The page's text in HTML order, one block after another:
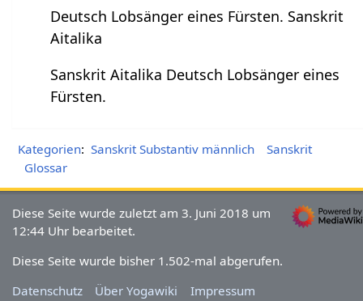
Deutsch Lobsänger eines Fürsten. Sanskrit
Aitalika
Sanskrit Aitalika Deutsch Lobsänger eines
Fürsten.
Kategorien: Sanskrit Substantiv männlich
Sanskrit
Glossar
Diese Seite wurde zuletzt am 3. Juni 2018 um
12:44 Uhr bearbeitet.
Diese Seite wurde bisher 1.502-mal abgerufen.
Datenschutz
Über Yogawiki Impressum